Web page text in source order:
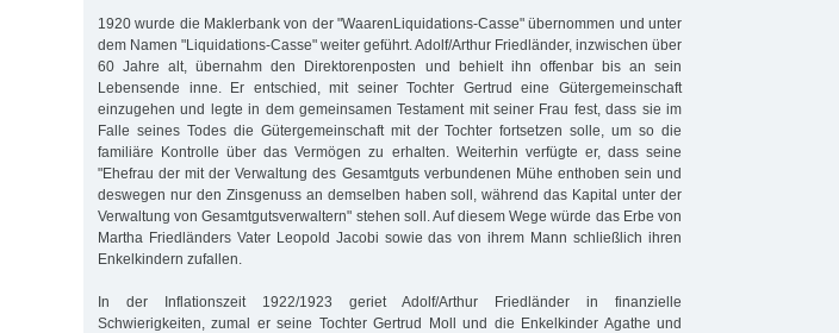
1920 wurde die Maklerbank von der "WaarenLiquidations-Casse" übernommen und unter
dem Namen "Liquidations-Casse" weiter geführt. Adolf/Arthur Friedländer, inzwischen über
60 Jahre alt, übernahm den Direktorenposten und behielt ihn offenbar bis an sein
Lebensende inne. Er entschied, mit seiner Tochter Gertrud eine Gütergemeinschaft
einzugehen und legte in dem gemeinsamen Testament mit seiner Frau fest, dass sie im
Falle seines Todes die Gütergemeinschaft mit der Tochter fortsetzen solle, um so die
familiäre Kontrolle über das Vermögen zu erhalten. Weiterhin verfügte er, dass seine
"Ehefrau der mit der Verwaltung des Gesamtguts verbundenen Mühe enthoben sein und
deswegen nur den Zinsgenuss an demselben haben soll, während das Kapital unter der
Verwaltung von Gesamtgutsverwaltern" stehen soll. Auf diesem Wege würde das Erbe von
Martha Friedländers Vater Leopold Jacobi sowie das von ihrem Mann schließlich ihren
Enkelkindern zufallen.
In der Inflationszeit 1922/1923 geriet Adolf/Arthur Friedländer in finanzielle
Schwierigkeiten, zumal er seine Tochter Gertrud Moll und die Enkelkinder Agathe und